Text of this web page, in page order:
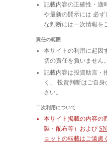
記載内容の正確性・適
や最新の開示には 必
な判断には一次情報を
責任の範囲
本サイトの利用に起因
切の責任を負いません。
記載内容は投資助言・
く、 投資判断はご自
さい。
二次利用について
本サイト掲載の内容の
製・配布等）および
ョットの転載はご遠慮